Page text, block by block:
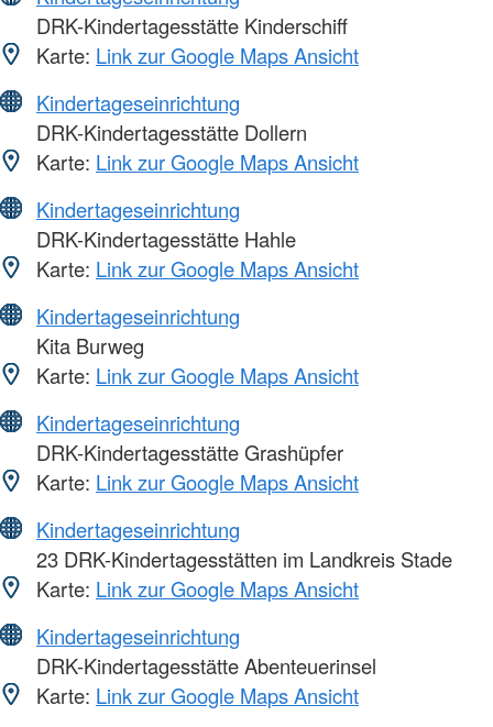
DRK-Kindertagesstätte Kinderschiff
Karte: Link zur Google Maps Ansicht
Kindertageseinrichtung
DRK-Kindertagesstätte Dollern
Karte: Link zur Google Maps Ansicht
Kindertageseinrichtung
DRK-Kindertagesstätte Hahle
Karte: Link zur Google Maps Ansicht
Kindertageseinrichtung
Kita Burweg
Karte: Link zur Google Maps Ansicht
Kindertageseinrichtung
DRK-Kindertagesstätte Grashüpfer
Karte: Link zur Google Maps Ansicht
Kindertageseinrichtung
23 DRK-Kindertagesstätten im Landkreis Stade
Karte: Link zur Google Maps Ansicht
Kindertageseinrichtung
DRK-Kindertagesstätte Abenteuerinsel
Karte: Link zur Google Maps Ansicht